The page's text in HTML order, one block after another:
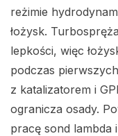
reżimie
łożysk.
lepkości, więc
podczas
z katalizatorem i
ogranicza osady.
pracę sond lambda